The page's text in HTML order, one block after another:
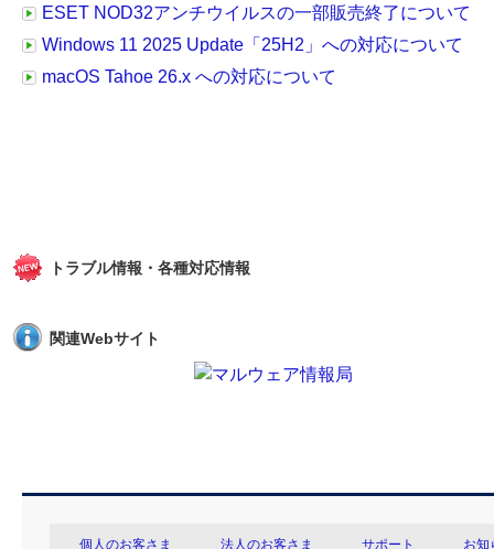
ESET NOD32アンチウイルスの一部販売終了について
Windows 11 2025 Update「25H2」への対応について
macOS Tahoe 26.x への対応について
トラブル情報・各種対応情報
関連Webサイト
個人のお客さま 法人のお客さま サポート お知